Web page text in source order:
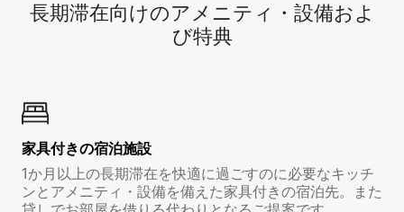
長期滞在向け⁠のア⁠メ⁠ニ⁠テ⁠ィ⁠・設⁠備⁠およ
び特⁠典
家具付き⁠の宿⁠泊⁠施⁠設
1か月以上の長期滞在を快適に過ごすのに必要なキッチ
ンとアメニティ・設備を備えた家具付きの宿泊先。また